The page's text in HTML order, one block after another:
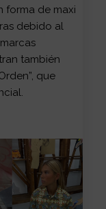
forma de maxi
debido al
también
que